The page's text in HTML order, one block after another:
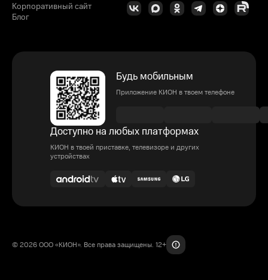
Корпоративный сайт
Блог
Будь мобильным
Приложение КИОН в твоем телефоне
Доступно на любых платформах
КИОН в твоей приставке, телевизоре и других
устройствах
© 2026 ООО «КИОН». Все права защищены. 12+